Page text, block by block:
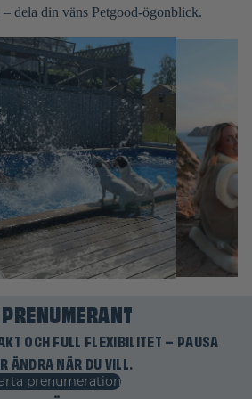
dela din väns Petgood-ögonblick.
OCH FULL FLEXIBILITET – PAUSA
ÄNDRA NÄR DU VILL.
prenumeration